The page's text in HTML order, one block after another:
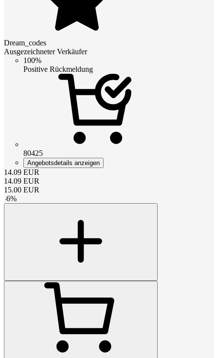
Dream_codes
Ausgezeichneter Verkäufer
100%
Positive Rückmeldung
80425
Angebotsdetails anzeigen
14.09 EUR
14.09 EUR
15.00 EUR
-6%